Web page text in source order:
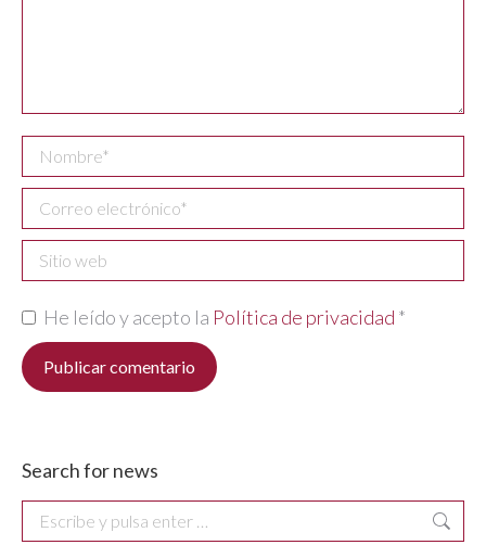
Nombre *
Correo electrónico *
Sitio web
He leído y acepto la Política de privacidad *
Publicar comentario
Search for news
Buscar: